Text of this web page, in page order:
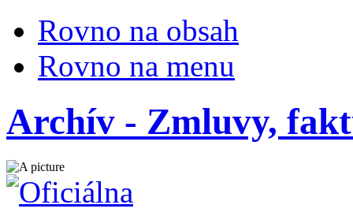
Rovno na obsah
Rovno na menu
Archív - Zmluvy,